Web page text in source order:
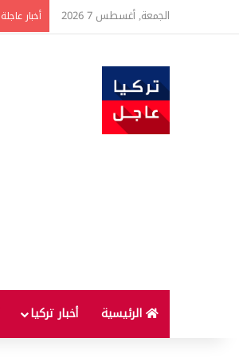
الجمعة, أغسطس 7 2026 أخبار عاجلة
الرئيسية أخبار تركيا